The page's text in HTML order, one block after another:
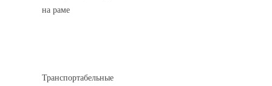
на раме
Транспортабельные